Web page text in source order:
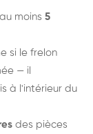
moins 5
si le frelon
— il
à l'intérieur du
des pièces